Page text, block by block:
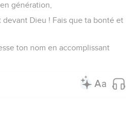
génération,
Dieu ! Fais que ta bonté et
ton nom en accomplissant